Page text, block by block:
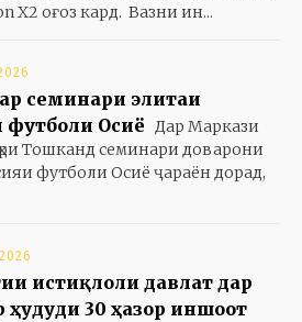
X2 оғоз кард. Вазни ин...
семинари элитаи
Осиё Дар Маркази
Тошканд семинари доварони
футболи Осиё ҷараён дорад,
истиқлоли давлат дар
ҳудуди 30 ҳазор иншоот